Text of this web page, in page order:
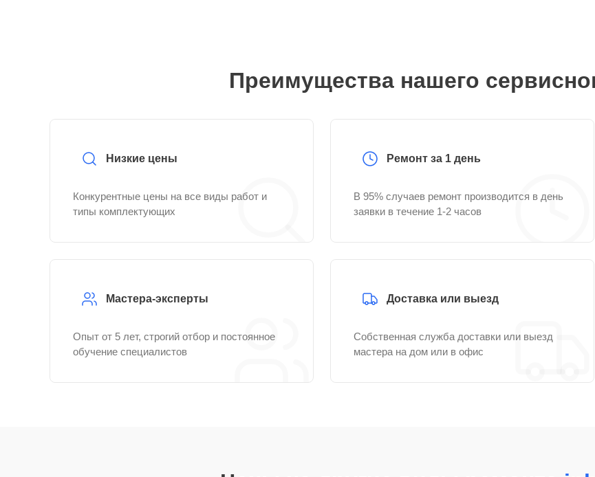
Преимущества нашего
Низкие цены
Конкурентные цены на все виды работ и
типы комплектующих
Ремонт за 1 день
В 95% случаев ремонт производится в день
заявки в течение 1-2 часов
Мастера-эксперты
Опыт от 5 лет, строгий отбор и постоянное
обучение специалистов
Доставка или выезд
Собственная служба доставки или выезд
мастера на дом или в офис